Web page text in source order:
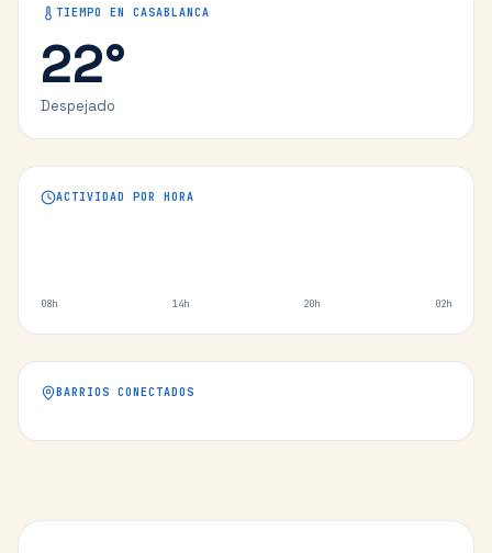
TIEMPO EN CASABLANCA
22°
Despejado
ACTIVIDAD POR HORA
08h 14h 20h 02h
BARRIOS CONECTADOS